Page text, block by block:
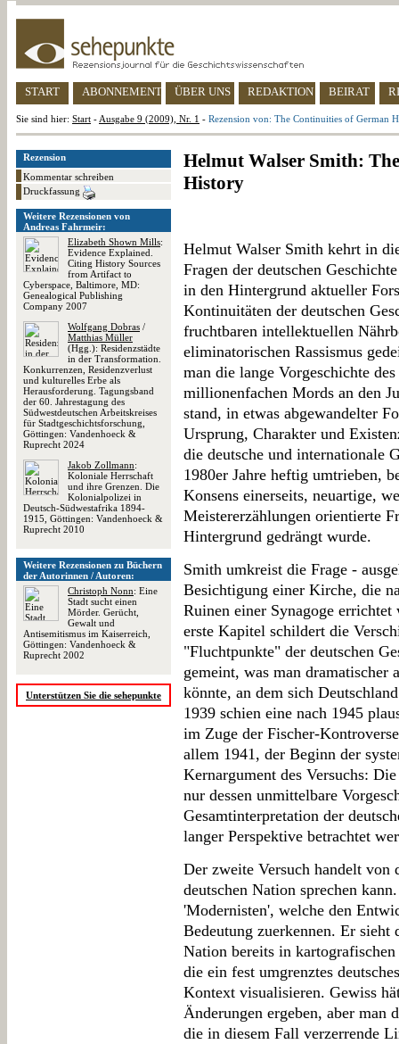
START ABONNEMENT ÜBER UNS REDAKTION BEIRAT
Sie sind hier: Start - Ausgabe 9 (2009), Nr. 1 - Rezension von: The Continuities of German
Rezension
Kommentar schreiben
Druckfassung
Weitere Rezensionen von
Andreas Fahrmeir:
Elizabeth Shown Mills:
Evidence Explained.
Citing History Sources
from Artifact to
Cyberspace, Baltimore, MD:
Genealogical Publishing
Company 2007
Wolfgang Dobras /
Matthias Müller
(Hgg.): Residenzstädte
in der Transformation.
Konkurrenzen, Residenzverlust
und kulturelles Erbe als
Herausforderung. Tagungsband
der 60. Jahrestagung des
Südwestdeutschen Arbeitskreises
für Stadtgeschichtsforschung,
Göttingen: Vandenhoeck &
Ruprecht 2024
Jakob Zollmann:
Koloniale Herrschaft
und ihre Grenzen. Die
Kolonialpolizei in
Deutsch-Südwestafrika 1894-
1915, Göttingen: Vandenhoeck &
Ruprecht 2010
Weitere Rezensionen zu Büchern
der Autorinnen / Autoren:
Christoph Nonn: Eine
Stadt sucht einen
Mörder. Gerücht,
Gewalt und
Antisemitismus im Kaiserreich,
Göttingen: Vandenhoeck &
Ruprecht 2002
Unterstützen Sie die sehepunkte
Helmut Walser Smith:
History
Helmut Walser Smith kehrt in
Fragen der deutschen
in den Hintergrund aktueller
Kontinuitäten der deutschen
fruchtbaren intellektuellen
eliminatorischen Rassismus
man die lange Vorgeschichte
millionenfachen Mords an den
stand, in etwas abgewandelter
Ursprung, Charakter und
die deutsche und internationale
1980er Jahre heftig umtrieben,
Konsens einerseits, neuartige,
Meistererzählungen orientierte
Hintergrund gedrängt wurde.
Smith umkreist die Frage -
Besichtigung einer Kirche, die
Ruinen einer Synagoge
erste Kapitel schildert die
"Fluchtpunkte" der deutschen
gemeint, was man dramatischer
könnte, an dem sich
1939 schien eine nach 1945
im Zuge der Fischer-
allem 1941, der Beginn der
Kernargument des Versuchs:
nur dessen unmittelbare
Gesamtinterpretation der
langer Perspektive betrachtet
Der zweite Versuch handelt von
deutschen Nation sprechen
'Modernisten', welche den
Bedeutung zuerkennen. Er
Nation bereits in kartografischen
die ein fest umgrenztes
Kontext visualisieren. Gewiss
Änderungen ergeben, aber man
die in diesem Fall verzerrende